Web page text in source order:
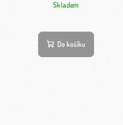
Skladem
Do košíku